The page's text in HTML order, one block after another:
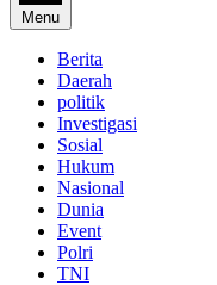
Menu
Berita
Daerah
politik
Investigasi
Sosial
Hukum
Nasional
Dunia
Event
Polri
TNI